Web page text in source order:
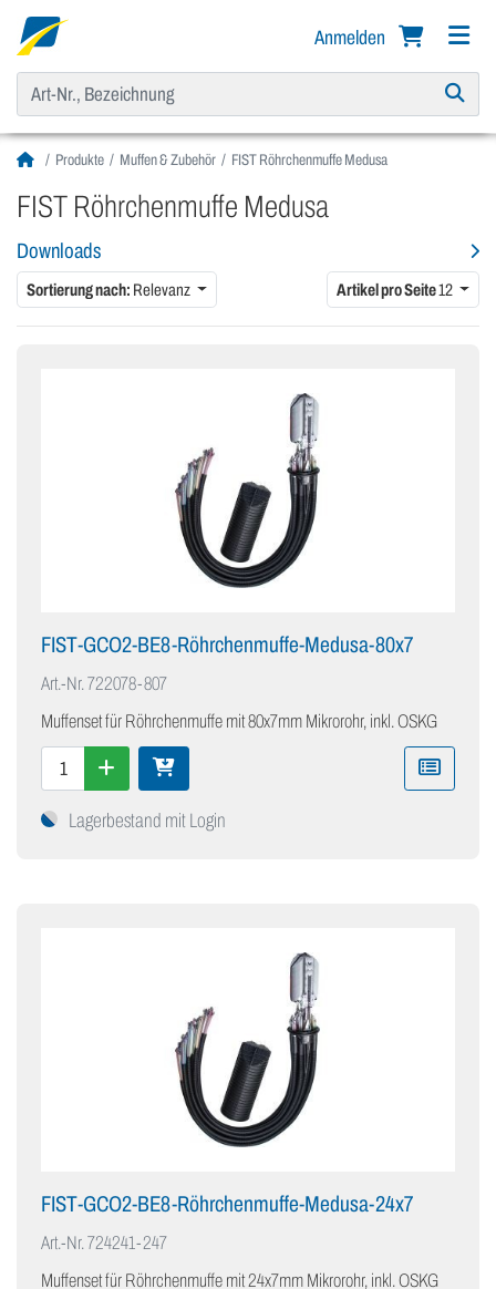
Anmelden
Produkte Muffen & Zubehör FIST Röhrchenmuffe Medusa
FIST Röhrchenmuffe Medusa
Downloads
Sortierung nach: Relevanz Artikel pro Seite12
FIST-GCO2-BE8-Röhrchenmuffe-Medusa-80x7
Art.-Nr.722078-807
Muffenset für Röhrchenmuffe mit 80x7mm Mikrorohr, inkl. OSKG
Lagerbestand mit Login
FIST-GCO2-BE8-Röhrchenmuffe-Medusa-24x7
Art.-Nr.724241-247
Muffenset für Röhrchenmuffe mit 24x7mm Mikrorohr, inkl. OSKG